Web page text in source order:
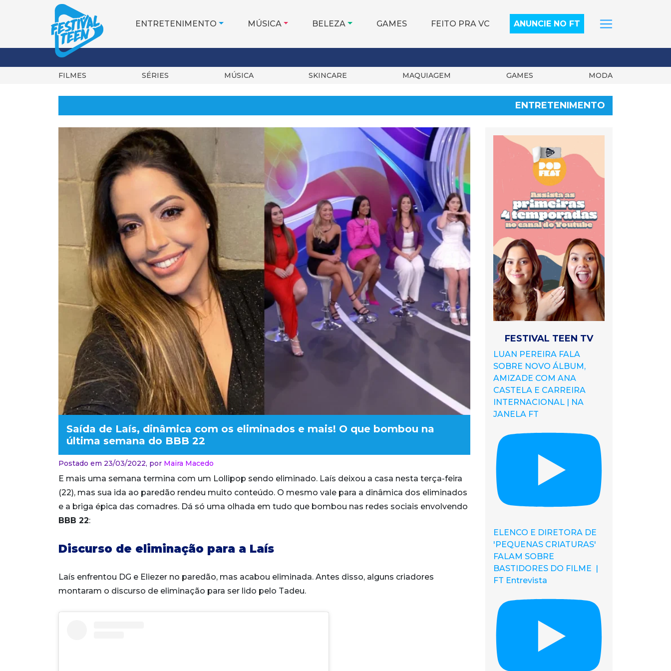
ENTRETENIMENTO MÚSICA BELEZA GAMES FEITO PRA VC ANUNCIE NO FT
FILMES SÉRIES MÚSICA SKINCARE MAQUIAGEM GAMES MODA
ENTRETENIMENTO
Saída de Laís, dinâmica com os eliminados e mais! O que bombou na
última semana do BBB 22
Postado em 23/03/2022, por Maira Macedo
E mais uma semana termina com um Lollipop sendo eliminado. Laís deixou a casa nesta terça-feira
(22), mas sua ida ao paredão rendeu muito conteúdo. O mesmo vale para a dinâmica dos eliminados
e a briga épica das comadres. Dá só uma olhada em tudo que bombou nas redes sociais envolvendo
BBB 22:
Discurso de eliminação para a Laís
Laís enfrentou DG e Eliezer no paredão, mas acabou eliminada. Antes disso, alguns criadores
montaram o discurso de eliminação para ser lido pelo Tadeu.
FESTIVAL TEEN TV
LUAN PEREIRA FALA
SOBRE NOVO ÁLBUM,
AMIZADE COM ANA
CASTELA E CARREIRA
INTERNACIONAL | NA
JANELA FT
ELENCO E DIRETORA DE
'PEQUENAS CRIATURAS'
FALAM SOBRE
BASTIDORES DO FILME |
FT Entrevista